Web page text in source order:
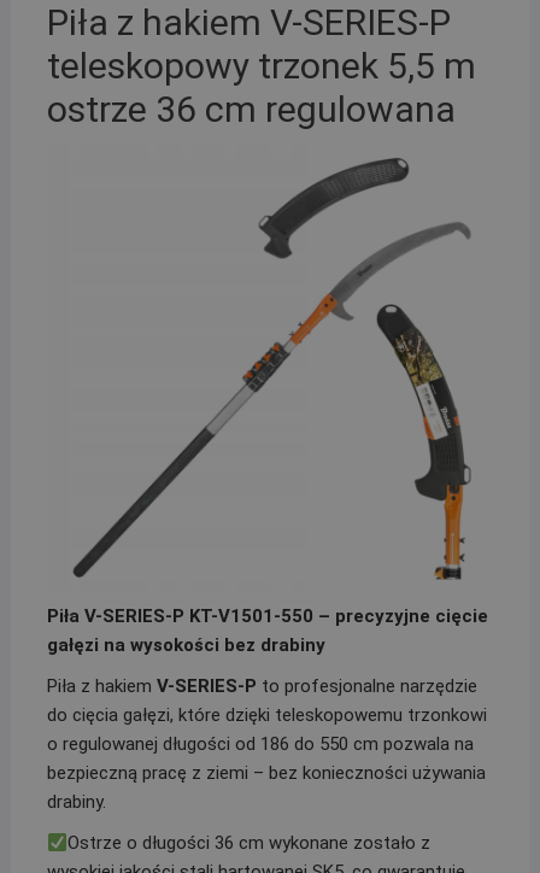
Piła z hakiem V-SERIES-P
teleskopowy trzonek 5,5 m
ostrze 36 cm regulowana
Piła V-SERIES-P KT-V1501-550 – precyzyjne cięcie
gałęzi na wysokości bez drabiny
Piła z hakiem V-SERIES-P to profesjonalne narzędzie
do cięcia gałęzi, które dzięki teleskopowemu trzonkowi
o regulowanej długości od 186 do 550 cm pozwala na
bezpieczną pracę z ziemi – bez konieczności używania
drabiny.
Ostrze o długości 36 cm wykonane zostało z